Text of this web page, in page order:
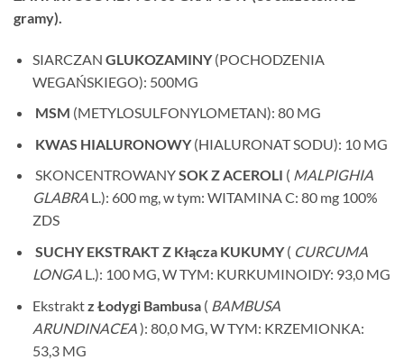
gramy).
SIARCZAN GLUKOZAMINY(POCHODZENIA
WEGAŃSKIEGO): 500MG
MSM (METYLOSULFONYLOMETAN): 80 MG
KWAS HIALURONOWY(HIALURONAT SODU): 10 MG
SKONCENTROWANYSOK Z ACEROLI ( MALPIGHIA
GLABRAL.): 600 mg, w tym: WITAMINA C: 80 mg 100%
ZDS
SUCHY EKSTRAKT Z Kłącza KUKUMY( CURCUMA
LONGAL.): 100 MG, W TYM: KURKUMINOIDY: 93,0 MG
Ekstraktz Łodygi Bambusa( BAMBUSA
ARUNDINACEA): 80,0 MG, W TYM: KRZEMIONKA:
53,3 MG